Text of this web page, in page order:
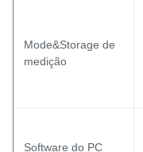
Mode&Storage de
medição
Software do PC